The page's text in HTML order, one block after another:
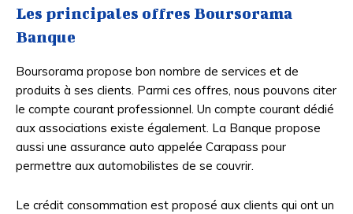
Les principales offres Boursorama
Banque
Boursorama propose bon nombre de services et de
produits à ses clients. Parmi ces offres, nous pouvons citer
le compte courant professionnel. Un compte courant dédié
aux associations existe également. La Banque propose
aussi une assurance auto appelée Carapass pour
permettre aux automobilistes de se couvrir.
Le crédit consommation est proposé aux clients qui ont un